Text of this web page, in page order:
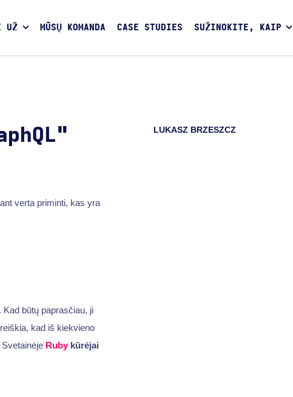
UŽ MŪSŲ KOMANDA CASE STUDIES SUŽINOKITE, KAIP
LUKASZ BRZESZCZ
verta priminti, kas yra
Kad būtų paprasčiau, ji
kad iš kiekvieno
Rubykūrėjai